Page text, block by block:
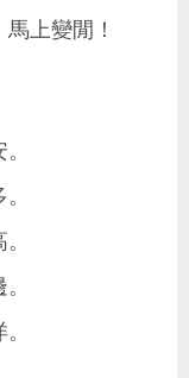
上變閒！